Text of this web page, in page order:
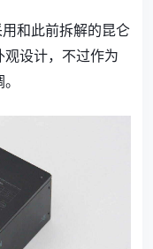
和此前拆解的昆仑
设计，不过作为